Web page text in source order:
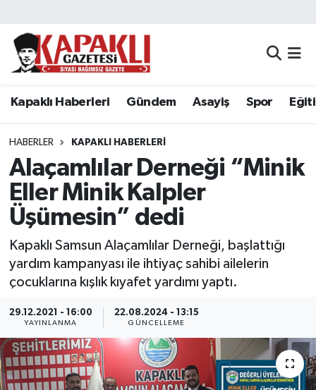
Kapaklı Haberleri Gündem Asayiş Spor
HABERLER KAPAKLI HABERLERI
Alaçamlılar Derneği “Minik
Eller Minik Kalpler
Üşümesin” dedi
Kapaklı Samsun Alaçamlılar Derneği, başlattığı
yardım kampanyası ile ihtiyaç sahibi ailelerin
çocuklarına kışlık kıyafet yardımı yaptı.
29.12.2021 - 16:00
YAYINLANMA
22.08.2024 - 13:15
GÜNCELLEME
Kapaklı Haberleri
Asayiş
Spor
Eğitim
Resmi Reklamlar
Ekonomi
Sağlık
Tekirdağ Nöbetçi Eczaneler
Tekirdağ Namaz Vakitleri
Tekirdağ Trafik Yoğunluk Haritası
Süper Lig Puan Durumu ve Fikstür
Son Dakika Haberleri
Haber Arşivi